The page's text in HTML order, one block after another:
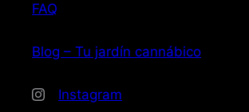
FAQ
Blog – Tu jardín cannábico
Instagram